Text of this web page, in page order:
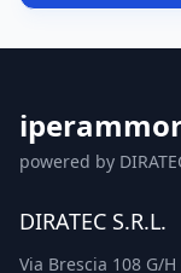
powered by
DIRATEC S.R.L.
Via Brescia 108 G/